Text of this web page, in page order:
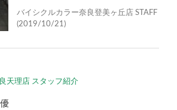
バイシクルカラー奈良登美ヶ丘店 STAFF
(2019/10/21)
天理店 スタッフ紹介